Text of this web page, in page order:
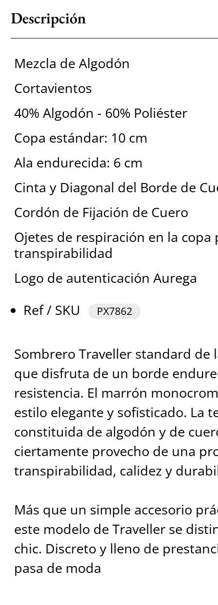
Descripción
Mezcla de Algodón
Cortavientos
40% Algodón - 60% Poliéster
Copa estándar: 10 cm
Ala endurecida: 6 cm
Cinta y Diagonal del Borde de
Cordón de Fijación de Cuero
Ojetes de respiración en la
transpirabilidad
Logo de autenticación Aurega
Ref / SKU
PX7862
Sombrero Traveller standard de
que disfruta de un borde
resistencia. El marrón
estilo elegante y sofisticado. La
constituida de algodón y de
ciertamente provecho de una
transpirabilidad, calidez y
Más que un simple accesorio
este modelo de Traveller se
chic. Discreto y lleno de
pasa de moda